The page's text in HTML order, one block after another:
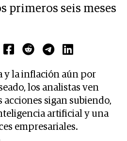
primeros seis meses
y la inflación aún por
los analistas ven
acciones sigan subiendo,
artificial y una
empresariales.